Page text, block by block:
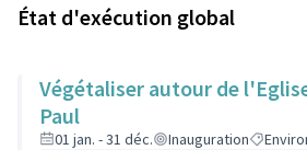
État d'exécution global
Végétaliser autour de
Paul
01 jan. - 31 déc. Inauguration